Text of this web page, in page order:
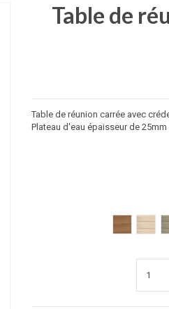
Table de
Table de réunion carrée avec
Plateau d'eau épaisseur de
poirier